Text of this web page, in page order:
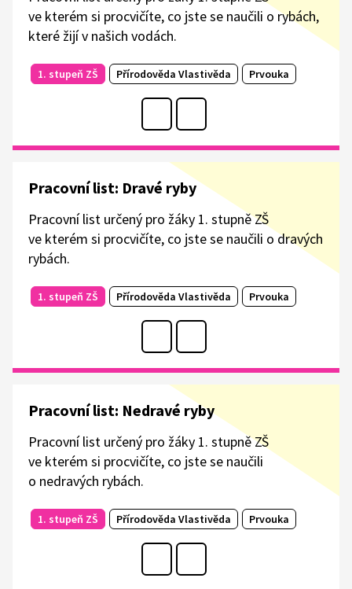
ve kterém si procvičíte, co jste se naučili o rybách,
které žijí v našich vodách.
1. stupeň ZŠ Přírodověda Vlastivěda Prvouka
Pracovní list: Dravé ryby
Pracovní list určený pro žáky 1. stupně ZŠ
ve kterém si procvičíte, co jste se naučili o dravých
rybách.
1. stupeň ZŠ Přírodověda Vlastivěda Prvouka
Pracovní list: Nedravé ryby
Pracovní list určený pro žáky 1. stupně ZŠ
ve kterém si procvičíte, co jste se naučili
o nedravých rybách.
1. stupeň ZŠ Přírodověda Vlastivěda Prvouka